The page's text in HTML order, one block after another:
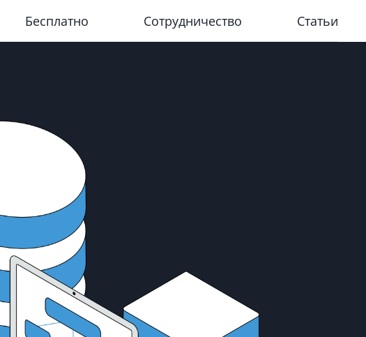
Бесплатно Сотрудничество Статьи